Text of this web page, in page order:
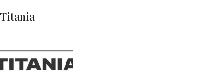
Titania